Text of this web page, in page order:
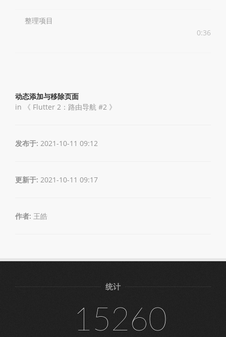
整理项目
0:36
动态添加与移除页面
in 《 Flutter 2：路由导航 #2 》
发布于: 2021-10-11 09:12
更新于: 2021-10-11 09:17
作者: 王皓
统计
15260